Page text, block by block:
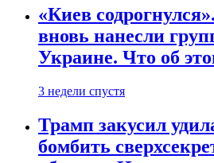
«Киев
вновь нанесли
Украине. Что об
3 недели спустя
Трамп закусил
бомбить